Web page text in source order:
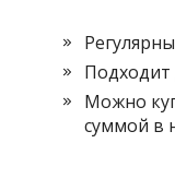
Подходит
Можно
суммой в